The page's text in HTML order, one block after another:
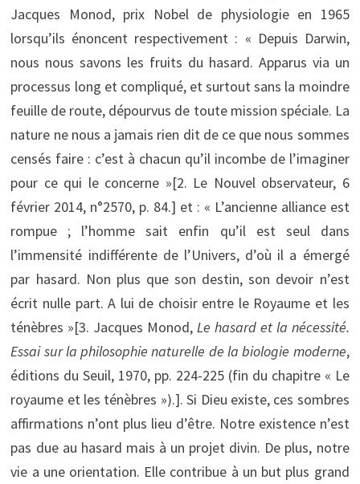
Jacques Monod, prix Nobel de physiologie en 1965
lorsqu’ils énoncent respectivement : « Depuis Darwin,
nous nous savons les fruits du hasard. Apparus via un
processus long et compliqué, et surtout sans la moindre
feuille de route, dépourvus de toute mission spéciale. La
nature ne nous a jamais rien dit de ce que nous sommes
censés faire : c’est à chacun qu’il incombe de l’imaginer
pour ce qui le concerne »[2. Le Nouvel observateur, 6
février 2014, n°2570, p. 84.] et : « L’ancienne alliance est
rompue ; l’homme sait enfin qu’il est seul dans
l’immensité indifférente de l’Univers, d’où il a émergé
par hasard. Non plus que son destin, son devoir n’est
écrit nulle part. A lui de choisir entre le Royaume et les
ténèbres »[3. Jacques Monod, Le hasard et la nécessité.
Essai sur la philosophie naturelle de la biologie moderne,
éditions du Seuil, 1970, pp. 224-225 (fin du chapitre « Le
royaume et les ténèbres »).]. Si Dieu existe, ces sombres
affirmations n’ont plus lieu d’être. Notre existence n’est
pas due au hasard mais à un projet divin. De plus, notre
vie a une orientation. Elle contribue à un but plus grand